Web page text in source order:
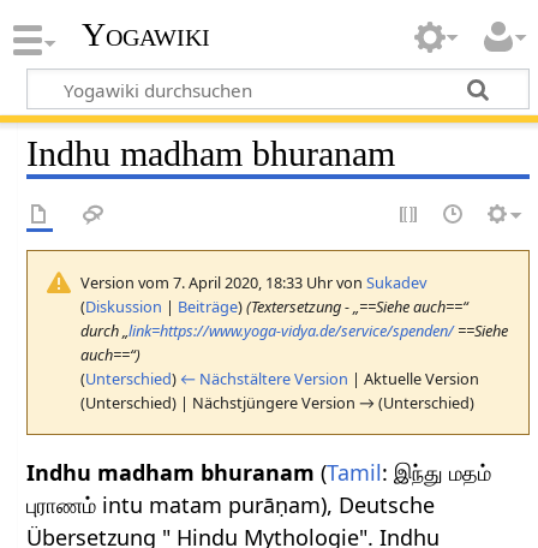
Yogawiki
Indhu madham bhuranam
Version vom 7. April 2020, 18:33 Uhr vonSukadev
(Diskussion | Beiträge)(Textersetzung - „==Siehe auch==“
durch „link=https://www.yoga-vidya.de/service/spenden/==Siehe
auch==“)
(Unterschied) ← Nächstältere Version | Aktuelle Version
(Unterschied) | Nächstjüngere Version → (Unterschied)
Indhu madham bhuranam(Tamil: இந்து மதம்
புராணம் intu matam purāṇam), Deutsche
Übersetzung " Hindu Mythologie". Indhu